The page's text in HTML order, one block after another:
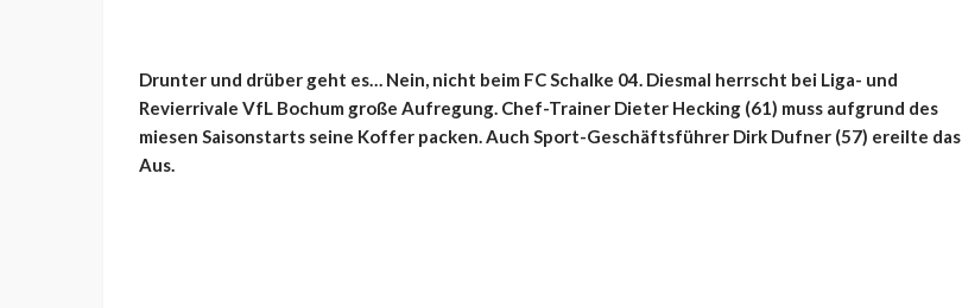
Drunter und drüber geht es… Nein, nicht beim FC Schalke 04. Diesmal herrscht bei Liga- und
Revierrivale VfL Bochum große Aufregung. Chef-Trainer Dieter Hecking (61) muss aufgrund des
miesen Saisonstarts seine Koffer packen. Auch Sport-Geschäftsführer Dirk Dufner (57) ereilte das
Aus.